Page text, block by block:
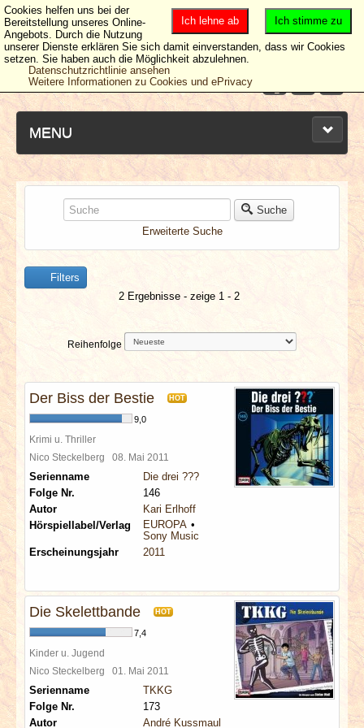
MENU
NEUESTE ARTIKEL
NEWS & DATES
BERICHTE
VERLOSUNGEN
SPECIALS
REDAKTION
LINKS
Suche
Erweiterte Suche
Filters
2 Ergebnisse - zeige 1 - 2
Reihenfolge
Der Biss der Bestie HOT
9,0
Krimi u. Thriller
Nico Steckelberg 08. Mai 2011
Serienname
Die drei ???
Folge Nr.
146
Autor
Kari Erlhoff
Hörspiellabel/Verlag
EUROPA
Sony Music
Erscheinungsjahr
2011
Die Skelettbande HOT
7,4
Kinder u. Jugend
Nico Steckelberg 01. Mai 2011
Serienname
TKKG
Folge Nr.
173
Autor
André Kussmaul
Ich stimme zu
Ich lehne ab
Cookies helfen uns bei der
Bereitstellung unseres Online-
Angebots. Durch die Nutzung
unserer Dienste erklären Sie sich damit einverstanden, dass wir Cookies
setzen. Sie haben auch die Möglichkeit abzulehnen.
Datenschutzrichtlinie ansehen
Weitere Informationen zu Cookies und ePrivacy